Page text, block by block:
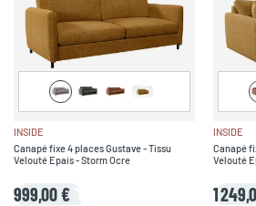
INSIDE
Canapé fixe 4 places Gustave - Tissu
Velouté Epais - Storm Ocre
999,00 €
INSIDE
Canapé
Velouté
1